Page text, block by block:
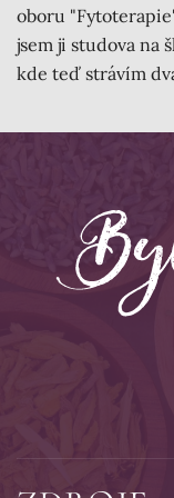
oboru
jsem ji studova na
kde teď strávím